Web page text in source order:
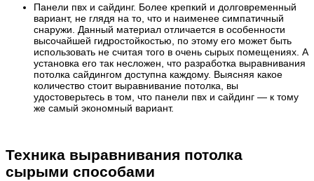
Панели пвх и сайдинг. Более крепкий и долговременный
вариант, не глядя на то, что и наименее симпатичный
снаружи. Данный материал отличается в особенности
высочайшей гидростойкостью, по этому его может быть
использовать не считая того в очень сырых помещениях. А
установка его так несложен, что разработка выравнивания
потолка сайдингом доступна каждому. Выясняя какое
количество стоит выравнивание потолка, вы
удостоверьтесь в том, что панели пвх и сайдинг — к тому
же самый экономный вариант.
Техника выравнивания потолка
сырыми способами